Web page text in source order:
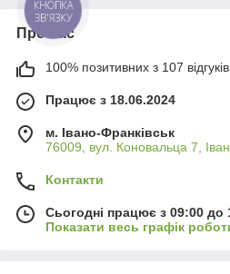
Про нас
100% позитивних з 107 відгуків
Працює з 18.06.2024
м. Івано-Франківськ
76009, вул. Коновальца 7,
Контакти
Сьогодні працює з 09:00 до
Показати весь графік
КНОПКА
ЗВ'ЯЗКУ